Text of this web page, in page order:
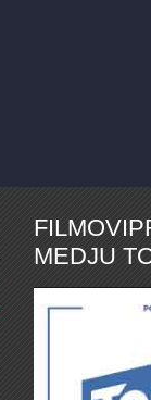
MEDJU